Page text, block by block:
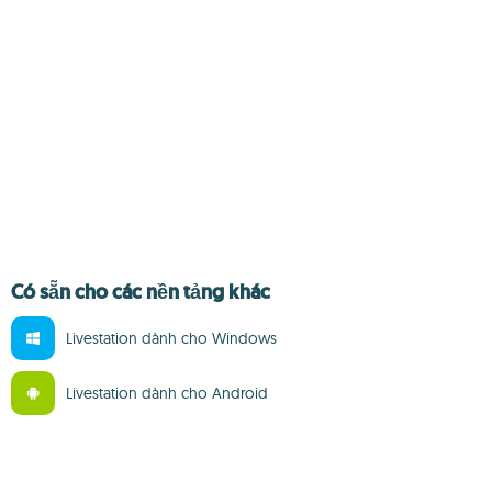
Có sẵn cho các nền tảng khác
Livestation dành cho Windows
Livestation dành cho Android